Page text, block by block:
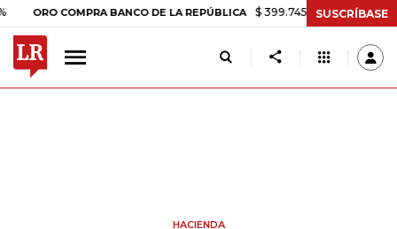
COMPRA BANCO DE LA REPÚBLICA $ 399.745,16 +$ 2.295,71 +0,58%
SUSCRÍBASE
HACIENDA